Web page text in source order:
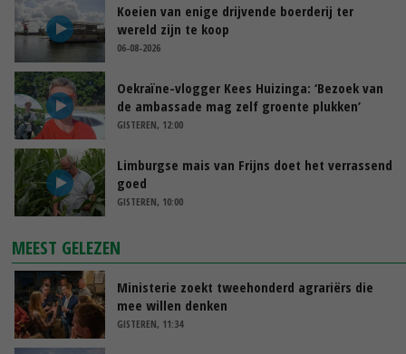
Koeien van enige drijvende boerderij ter
wereld zijn te koop
06-08-2026
Oekraïne-vlogger Kees Huizinga: ‘Bezoek van
de ambassade mag zelf groente plukken’
GISTEREN, 12:00
Limburgse mais van Frijns doet het verrassend
goed
GISTEREN, 10:00
MEEST GELEZEN
Ministerie zoekt tweehonderd agrariërs die
mee willen denken
GISTEREN, 11:34